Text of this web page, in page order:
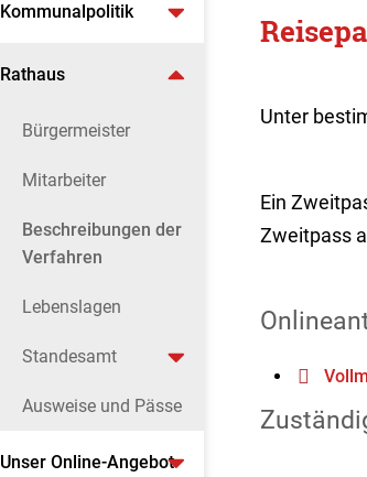
Kommunalpolitik
Rathaus
Bürgermeister
Mitarbeiter
Beschreibungen der
Verfahren
Lebenslagen
Standesamt
Ausweise und Pässe
Unser Online-Angebot
Unter
Ein
Zweitpass